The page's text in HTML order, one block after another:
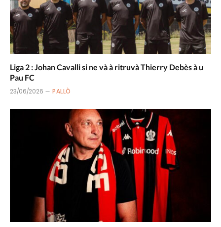
Liga 2 : Johan Cavalli si ne và à ritruvà Thierry Debès à u
Pau FC
23/06/2026 PALLÒ